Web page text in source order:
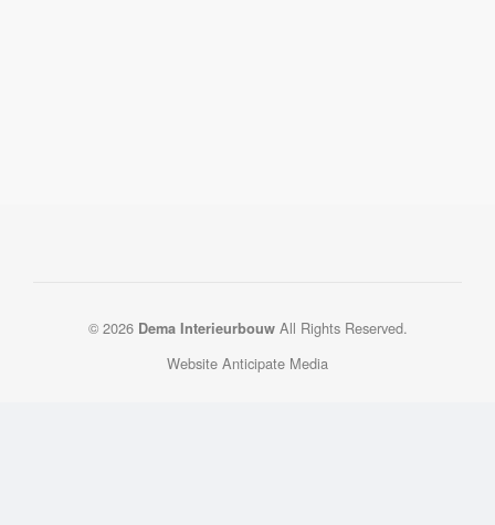
© 2026 Dema InterieurbouwAll Rights Reserved.
Website Anticipate Media